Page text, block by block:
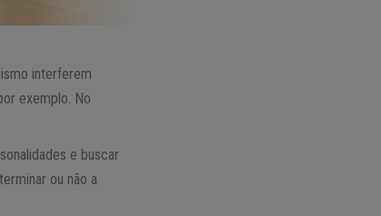
interferem
exemplo. No
e buscar
ou não a